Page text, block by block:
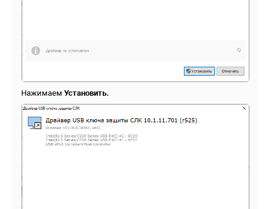
Нажимаем Установить.